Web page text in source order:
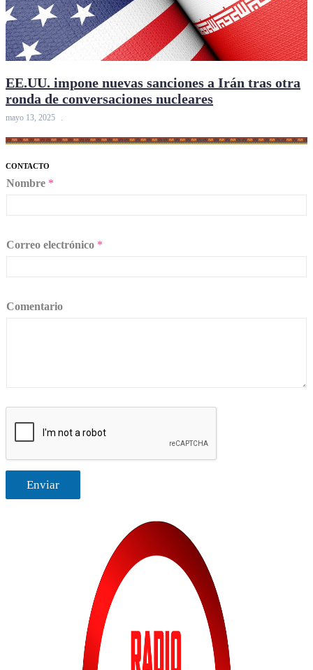
EE.UU. impone nuevas sanciones a Irán tras otra
ronda de conversaciones nucleares
mayo 13, 2025
CONTACTO
Nombre *
Correo electrónico *
Comentario
Enviar